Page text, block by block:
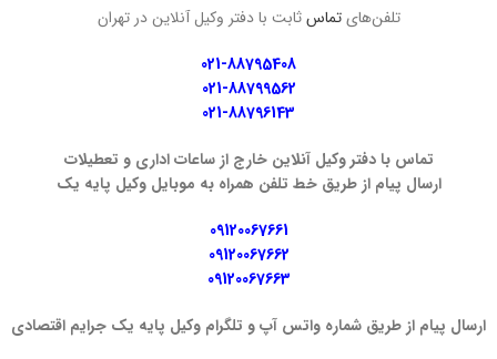
تلفن‌هایتماسثابت با دفتر وکیل آنلاین در تهران
021-88795408
021-88799562
021-88796143
تماس با دفتر وکیل آنلاین خارج از ساعات اداری و تعطیلات
ارسال پیام از طریق خط تلفن همراه به موبایل وکیل پایه یک
09120067661
09120067662
09120067663
ارسال پیام از طریق شماره واتس آپ و تلگرام وکیل پایه یک جرایم اقتصادی